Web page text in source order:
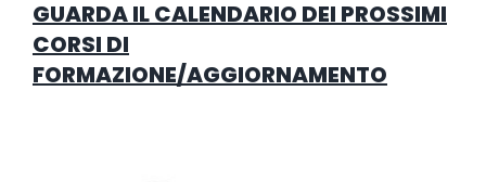
GUARDA IL CALENDARIO DEI PROSSIMI
CORSI DI
FORMAZIONE/AGGIORNAMENTO